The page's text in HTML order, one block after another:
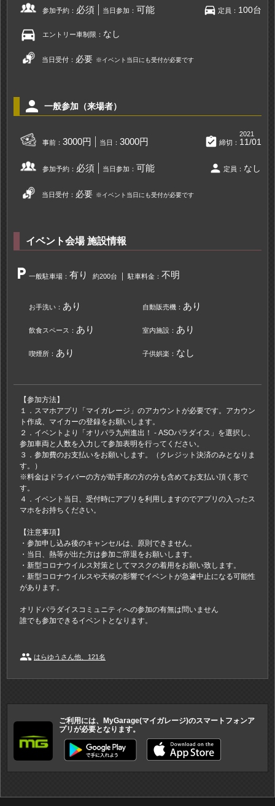
参加予約： 必須 当日参加： 可能 directions_car 定員： 100台
directions_car エントリー車制限： なし
当日受付： 必要 ※イベント当日にも受付が必要です
person 一般参加（来場者）
事前： 3000円 当日： 3000円 assignment_turned_in 締切：
2021
11/01
参加予約： 必須 当日参加： 可能 person 定員： なし
当日受付： 必要 ※イベント当日にも受付が必要です
イベント会場 施設情報
local_parking 一般駐車場： 有り 約200台 駐車料金： 不明
お手洗い： あり 自動販売機： あり
飲食スペース： あり 室内施設： あり
喫煙所： あり 子供娯楽： なし
【参加方法】
１．スマホアプリ「マイガレージ」のアカウントが必要です。アカウン
ト作成、マイカーの登録をお願いします。
２．イベントより「オリパラ九州進出！ - ASOパラダイス」を選択し、
参加車両と人数を入力して参加表明を行ってください。
３．参加費のお支払いをお願いします。（クレジット決済のみとなりま
す。）
※料金はドライバーの方が助手席の方の分も含めてお支払い頂く形で
す。
４．イベント当日、受付時にアプリを利用しますのでアプリの入ったス
マホをお持ちください。
【注意事項】
・参加申し込み後のキャンセルは、原則できません。
・当日、熱等が出た方は参加ご辞退をお願いします。
・新型コロナウイルス対策としてマスクの着用をお願い致します。
・新型コロナウイルスや天候の影響でイベントが急遽中止になる可能性
があります。
オリドパラダイスコミュニティへの参加の有無は問いません
誰でも参加できるイベントとなります。
people はらゆうさん他、121名
ご利用には、MyGarage(マイガレージ)のスマートフォンア
プリが必要となります。